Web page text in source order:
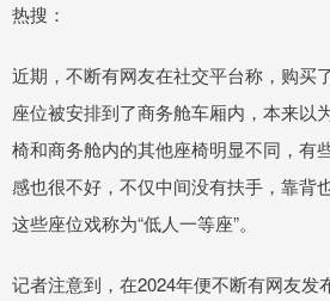
热搜：
近期，不断有网友在社交平台称，购买
座位被安排到了商务舱车厢内，本来以
椅和商务舱内的其他座椅明显不同，有
感也很不好，不仅中间没有扶手，靠背
这些座位戏称为“低人一等座”。
记者注意到，在2024年便不断有网友发